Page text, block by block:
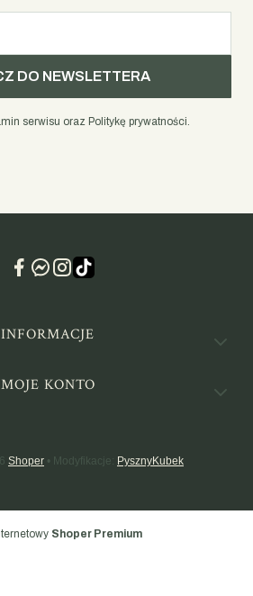
DO NEWSLETTERA
serwisu oraz Politykę prywatności.
INFORMACJE
MOJE KONTO
Shoper • Modyfikacje: PysznyKubek
Shoper Premium